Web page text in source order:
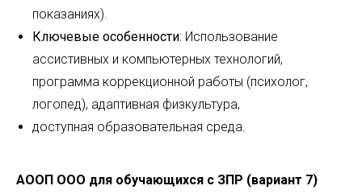
показаниях).
Ключевые особенности: Использование
ассистивных и компьютерных технологий,
программа коррекционной работы (психолог,
логопед), адаптивная физкультура,
доступная образовательная среда.
АООП ООО для обучающихся с ЗПР (вариант 7)